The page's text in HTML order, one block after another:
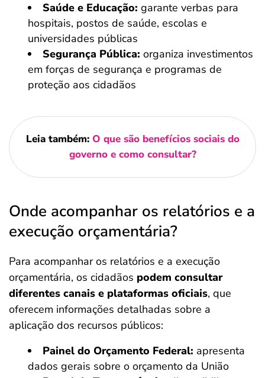
Saúde e Educação: garante verbas para
hospitais, postos de saúde, escolas e
universidades públicas
Segurança Pública: organiza investimentos
em forças de segurança e programas de
proteção aos cidadãos
Leia também: O que são benefícios sociais do
governo e como consultar?
Onde acompanhar os relatórios e a
execução orçamentária?
Para acompanhar os relatórios e a execução
orçamentária, os cidadãos podem consultar
diferentes canais e plataformas oficiais, que
oferecem informações detalhadas sobre a
aplicação dos recursos públicos:
Painel do Orçamento Federal: apresenta
dados gerais sobre o orçamento da União